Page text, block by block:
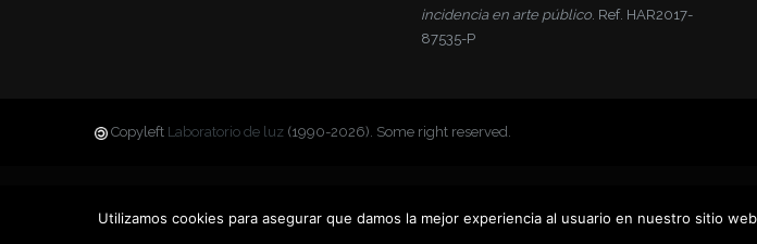
incidencia en arte público. Ref. HAR2017-
87535-P
Copyleft Laboratorio de luz (1990-2026). Some right reserved.
Utilizamos cookies para asegurar que damos la mejor experiencia al usuario en nuestro sitio